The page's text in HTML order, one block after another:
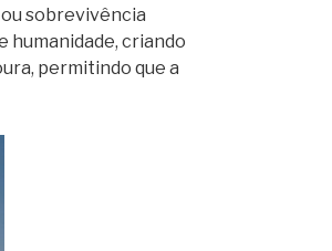
sobrevivência
humanidade, criando
permitindo que a